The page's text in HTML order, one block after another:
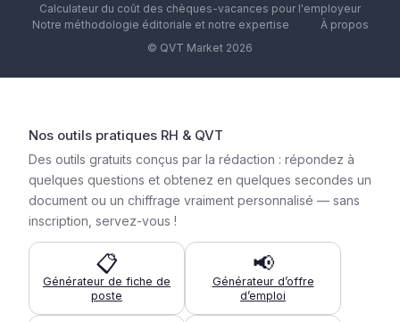
Calculateur du coût des chèques-vacances pour l'employeur
Notre méthodologie éditoriale et notre expertise
À propos
© QVT Market 2026
Nos outils pratiques RH & QVT
Des outils gratuits conçus par la rédaction : répondez à
quelques questions et obtenez en quelques secondes un
document ou un chiffrage vraiment personnalisé — sans
inscription, servez-vous !
📋
Générateur de fiche de
poste
📢
Générateur d’offre
d’emploi